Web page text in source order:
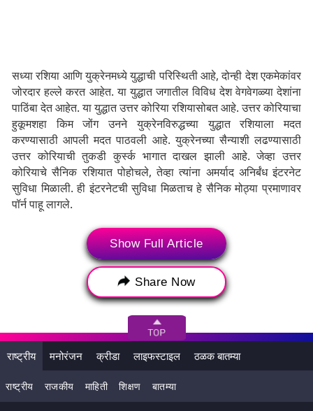
सध्या रशिया आणि युक्रेनमध्ये युद्धाची परिस्थिती आहे, दोन्ही देश एकमेकांवर
जोरदार हल्ले करत आहेत. या युद्धात जगातील विविध देश वेगवेगळ्या देशांना
पाठिंबा देत आहेत. या युद्धात उत्तर कोरिया रशियासोबत आहे. उत्तर कोरियाचा
हुकूमशहा किम जोंग उनने युक्रेनविरुद्धच्या युद्धात रशियाला मदत
करण्यासाठी आपली मदत पाठवली आहे. युक्रेनच्या सैन्याशी लढण्यासाठी
उत्तर कोरियाची तुकडी कुर्स्क भागात दाखल झाली आहे. जेव्हा उत्तर
कोरियाचे सैनिक रशियात पोहोचले, तेव्हा त्यांना अमर्याद अनिर्बंध इंटरनेट
सुविधा मिळाली. ही इंटरनेटची सुविधा मिळताच हे सैनिक मोठ्या प्रमाणावर
पॉर्न पाहू लागले.
उत्तर कोरियाच्या सैनिकांनी इतके पॉर्न पाहिले की त्यांना आता त्याचे व्यसन
लागले आहे. रशिया आणि युक्रेनमधील या युद्धात उत्तर कोरियाचे 7000 हून
अधिक सैनिक भाग घेत आहेत. हे सर्व सैनिक युक्रेनच्या सीमेवर तैनात आहेत.
त्यांच्याकडे रायफल, मोर्टार राऊंड आणि अनेक प्रकारची आक्षेपार्ह शस्त्रे
आहेत. या सर्व सैनिकांना रशियामध्ये प्रशिक्षित करण्यात आले होते,
जेणेकरून ते युद्धात जोरदारपणे लढू शकतील. मात्र इथे सैनिक ऑनलाइन
अश्लील सामग्रीच्या आहारी गेले आहेत.
Show Full Article
Share Now
राष्ट्रीय मनोरंजन क्रीडा लाइफस्टाइल ठळक बातम्या
राष्ट्रीय राजकीय माहिती शिक्षण बातम्या